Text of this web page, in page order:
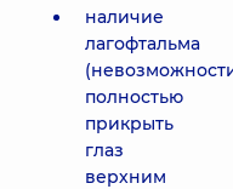
наличие
лагофтальма
полностью
прикрыть
глаз
верхним